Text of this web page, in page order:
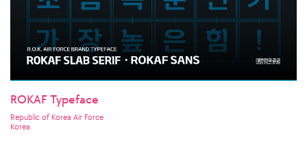
ROKAF Typeface
Republic of Korea Air Force
Korea